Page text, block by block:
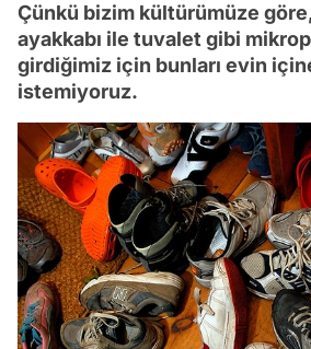
Çünkü bizim kültürümüze göre,
ayakkabı ile tuvalet gibi
girdiğimiz için bunları evin
istemiyoruz.